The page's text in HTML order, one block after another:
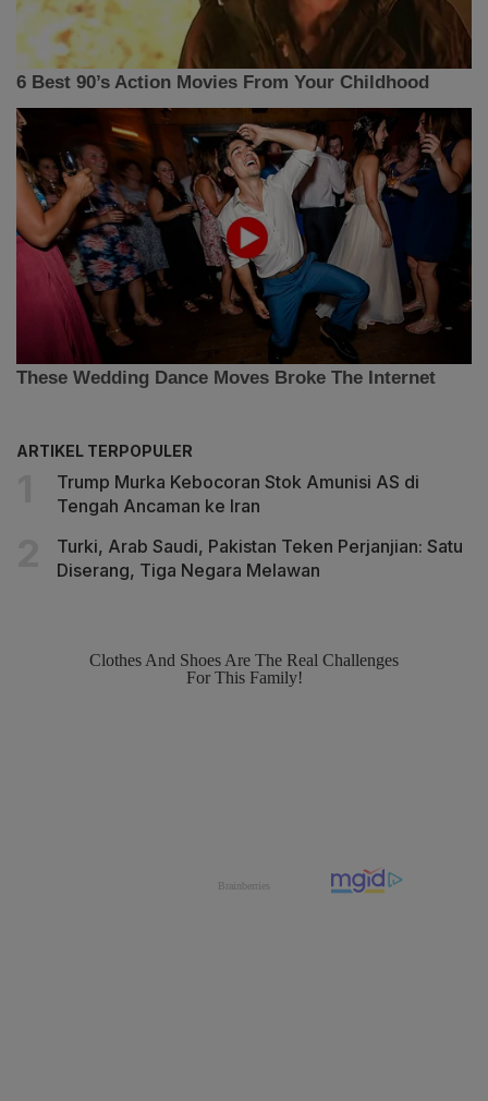
ARTIKEL TERPOPULER
Trump Murka Kebocoran Stok Amunisi AS di
Tengah Ancaman ke Iran
Turki, Arab Saudi, Pakistan Teken Perjanjian: Satu
Diserang, Tiga Negara Melawan